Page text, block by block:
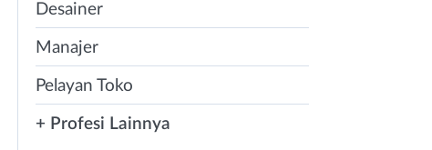
Desainer
Manajer
Pelayan Toko
+ Profesi Lainnya